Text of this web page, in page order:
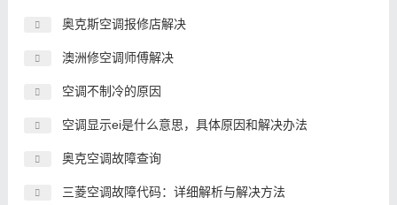
奥克斯空调报修店解决
澳洲修空调师傅解决
空调不制冷的原因
空调显示ei是什么意思，具体原因和解决办法
奥克空调故障查询
三菱空调故障代码：详细解析与解决方法